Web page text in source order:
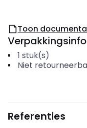
Toon
Verpakkingsinfo
1 stuk(s)
Niet
Referenties